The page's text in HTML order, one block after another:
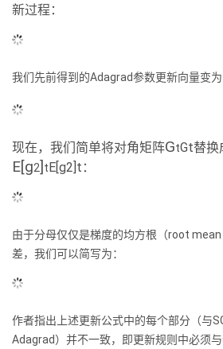
新过程：
我们先前得到的Adagrad参数更新向量变为
现在，我们简单将对角矩阵GtGt替换
E[g2] tE[g2]t：
由于分母仅仅是梯度的均方根（root
差，我们可以简写为：
作者指出上述更新公式中的每个部分（与
Adagrad）并不一致，即更新规则中必须